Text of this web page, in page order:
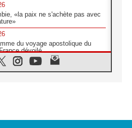
«la paix ne s'achète pas avec
du voyage apostolique du
dévoilé
continentale sur l'éducation